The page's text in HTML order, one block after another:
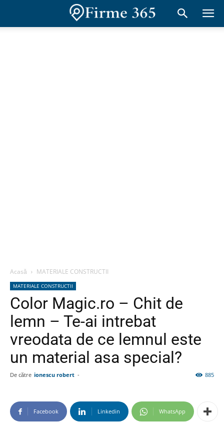
Acasă MATERIALE CONSTRUCTII
MATERIALE CONSTRUCTII
Color Magic.ro – Chit de
lemn – Te-ai intrebat
vreodata de ce lemnul este
un material asa special?
De către ionescu robert - 885
Facebook Linkedin WhatsApp